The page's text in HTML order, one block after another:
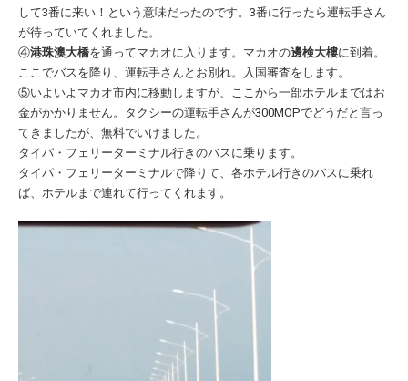
して3番に来い！という意味だったのです。3番に行ったら運転手さん
が待っていてくれました。
④港珠澳大橋を通ってマカオに入ります。マカオの邊検大樓に到着。
ここでバスを降り、運転手さんとお別れ。入国審査をします。
⑤いよいよマカオ市内に移動しますが、ここから一部ホテルまではお
金がかかりません。タクシーの運転手さんが300MOPでどうだと言っ
てきましたが、無料でいけました。
タイパ・フェリーターミナル行きのバスに乗ります。
タイパ・フェリーターミナルで降りて、各ホテル行きのバスに乗れ
ば、ホテルまで連れて行ってくれます。